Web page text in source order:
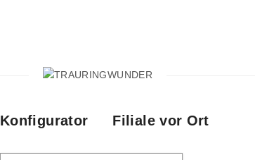
Konfigurator Filiale vor Ort